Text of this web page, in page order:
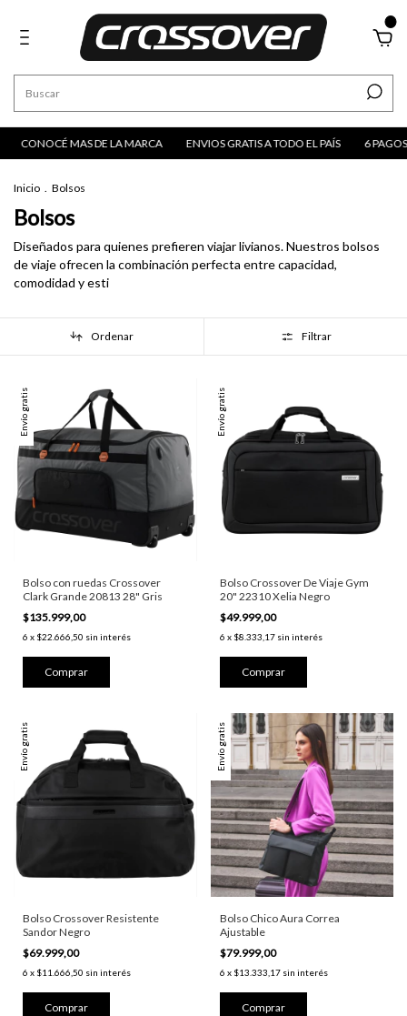
MAS DE LA MARCA ENVIOS GRATIS A TODO EL PAÍS 6 PAGOS SIN
Inicio Bolsos
Bolsos
Diseñados para quienes prefieren viajar livianos. Nuestros bolsos
de viaje ofrecen la combinación perfecta entre capacidad,
comodidad y esti
Ordenar Filtrar
Envío gratis
Bolso con ruedas Crossover
Clark Grande 20813 28" Gris
$135.999,00
6 x $22.666,50 sin interés
Envío gratis
Bolso Crossover De Viaje Gym
20" 22310 Xelia Negro
$49.999,00
6 x $8.333,17 sin interés
Envío gratis
Bolso Crossover Resistente
Sandor Negro
$69.999,00
6 x $11.666,50 sin interés
Envío gratis
Bolso Chico Aura Correa
Ajustable
$79.999,00
6 x $13.333,17 sin interés